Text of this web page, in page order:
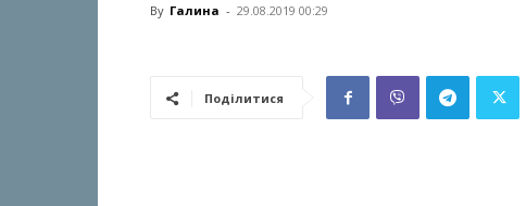
By Галина - 29.08.2019 00:29
Поділитися